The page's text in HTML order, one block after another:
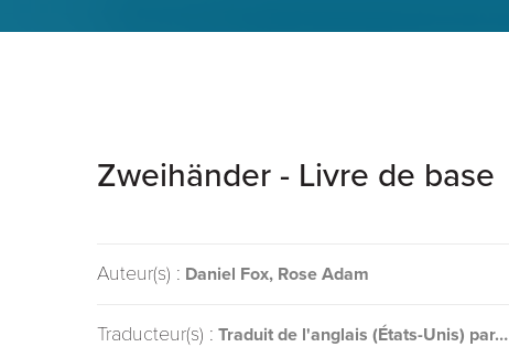
Zweihänder - Livre de base
Auteur(s) : Daniel Fox, Rose Adam
Traducteur(s) : Traduit de l'anglais (États-Unis) par…